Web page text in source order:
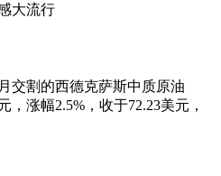
大流行
的西德克萨斯中质原油
，涨幅2.5%，收于72.23美元，